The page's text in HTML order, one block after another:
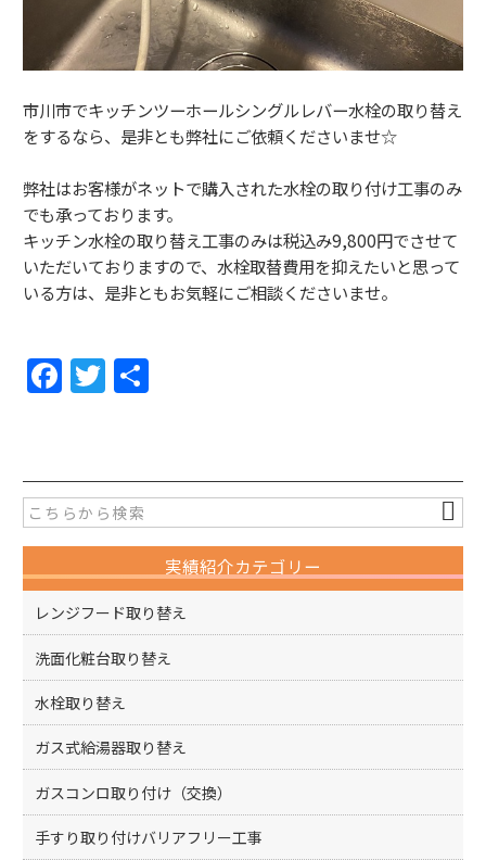
市川市でキッチンツーホールシングルレバー水栓の取り替え
をするなら、是非とも弊社にご依頼くださいませ☆
弊社はお客様がネットで購入された水栓の取り付け工事のみ
でも承っております。
キッチン水栓の取り替え工事のみは税込み9,800円でさせて
いただいておりますので、水栓取替費用を抑えたいと思って
いる方は、是非ともお気軽にご相談くださいませ。
F
a
e
b
o
o
k
T
w
er
実績紹介カテゴリー
レンジフード取り替え
洗面化粧台取り替え
水栓取り替え
ガス式給湯器取り替え
ガスコンロ取り付け（交換）
手すり取り付けバリアフリー工事